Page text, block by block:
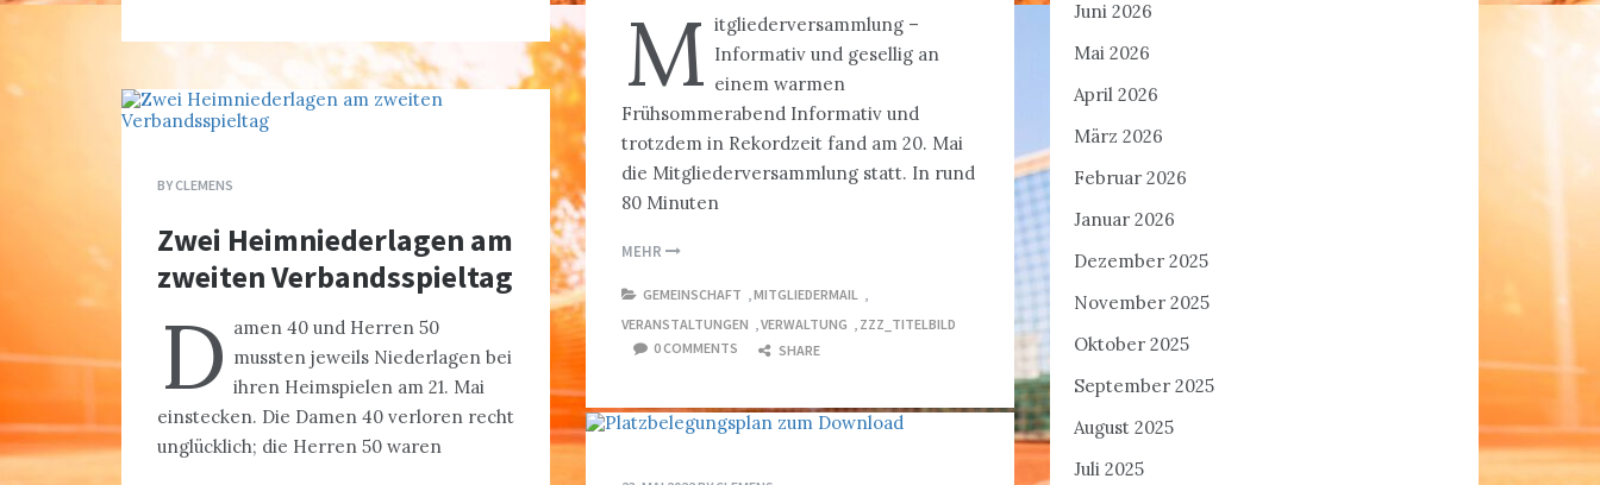
M itgliederversammlung –
Informativ und gesellig an
einem warmen
Frühsommerabend Informativ und
trotzdem in Rekordzeit fand am 20. Mai
die Mitgliederversammlung statt. In rund
80 Minuten
MEHR
GEMEINSCHAFT ,MITGLIEDERMAIL ,
VERANSTALTUNGEN ,VERWALTUNG , ZZZ_TITELBILD
0 COMMENTS
SHARE
BYCLEMENS
Zwei Heimniederlagen am
zweiten Verbandsspieltag
D amen 40 und Herren 50
mussten jeweils Niederlagen bei
ihren Heimspielen am 21. Mai
einstecken. Die Damen 40 verloren recht
unglücklich; die Herren 50 waren
Juni 2026
Mai 2026
April 2026
März 2026
Februar 2026
Januar 2026
Dezember 2025
November 2025
Oktober 2025
September 2025
August 2025
Juli 2025